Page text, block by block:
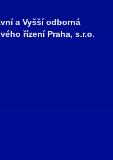
a Vyšší odborná
řízení Praha, s.r.o.